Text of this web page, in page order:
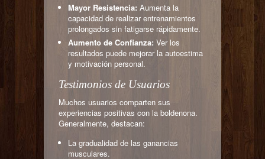
Mayor Resistencia: Aumenta la
capacidad de realizar entrenamientos
prolongados sin fatigarse rápidamente.
Aumento de Confianza: Ver los
resultados puede mejorar la autoestima
y motivación personal.
Testimonios de Usuarios
Muchos usuarios comparten sus
experiencias positivas con la boldenona.
Generalmente, destacan:
La gradualidad de las ganancias
musculares.